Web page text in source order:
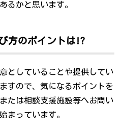
るかと思います。
方のポイントは!?
としていることや提供してい
すので、気になるポイントを
たは相談支援施設等へお問い
まっています。